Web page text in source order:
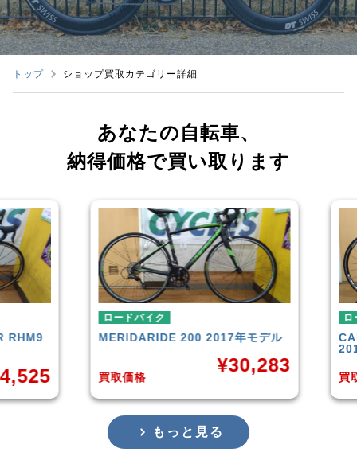
トップ ショップ買取カテゴリー詳細
あなたの自転車、
納得価格で買い取ります
ロードバイク
MERIDARIDE 200 2017年モデル
買取価格
30,283
ロー
買取
もっと見る